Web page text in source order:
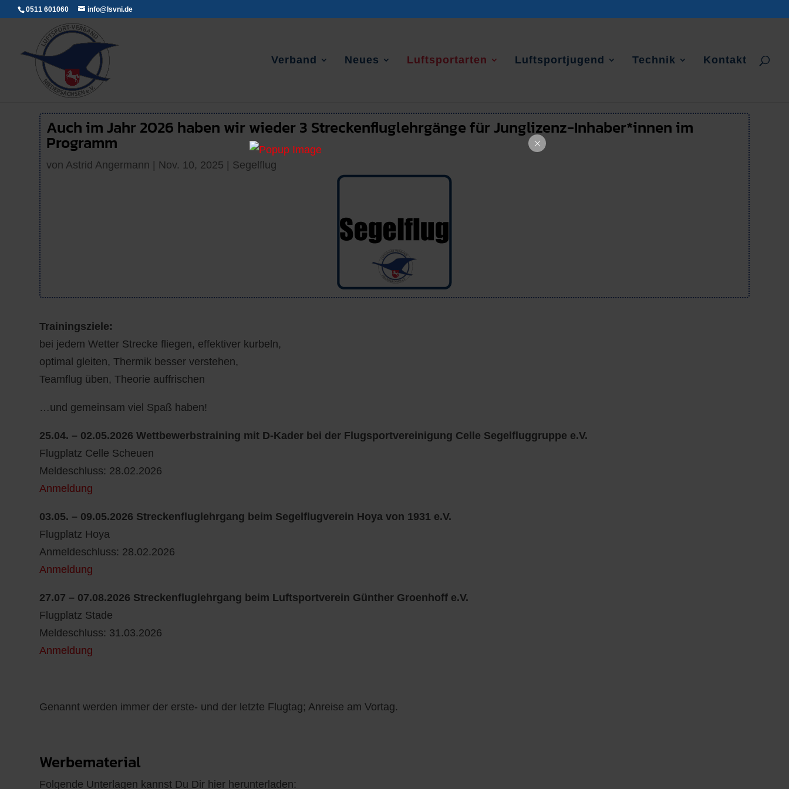
0511 601060 info@lsvni.de
Verband Neues Luftsportarten Luftsportjugend Technik Kontakt
Auch im Jahr 2026 haben wir wieder 3 Streckenfluglehrgänge für Junglizenz-Inhaber*innen im
Programm
von Astrid Angermann | Nov. 10, 2025 | Segelflug
Trainingsziele:
bei jedem Wetter Strecke fliegen, effektiver kurbeln,
optimal gleiten, Thermik besser verstehen,
Teamflug üben, Theorie auffrischen
…und gemeinsam viel Spaß haben!
25.04. – 02.05.2026 Wettbewerbstraining mit D-Kader bei der Flugsportvereinigung Celle Segelfluggruppe e.V.
Flugplatz Celle Scheuen
Meldeschluss: 28.02.2026
Anmeldung
03.05. – 09.05.2026 Streckenfluglehrgang beim Segelflugverein Hoya von 1931 e.V.
Flugplatz Hoya
Anmeldeschluss: 28.02.2026
Anmeldung
27.07 – 07.08.2026 Streckenfluglehrgang beim Luftsportverein Günther Groenhoff e.V.
Flugplatz Stade
Meldeschluss: 31.03.2026
Anmeldung
Genannt werden immer der erste- und der letzte Flugtag; Anreise am Vortag.
Werbematerial
Folgende Unterlagen kannst Du Dir hier herunterladen: